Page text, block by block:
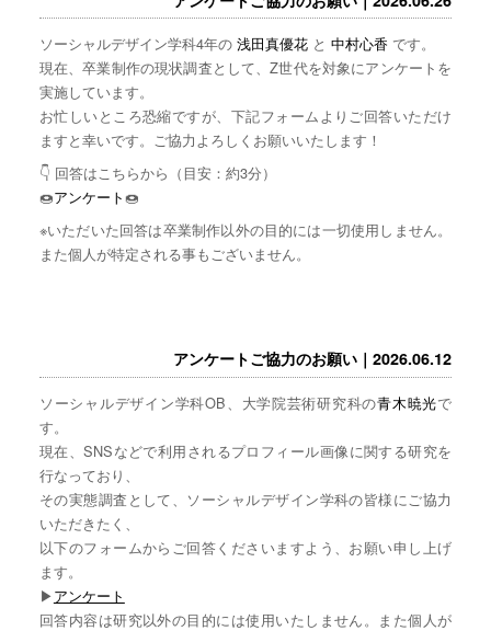
ソーシャルデザイン学科4年の 浅田真優花と 中村心香 です。
現在、卒業制作の現状調査として、Z世代を対象にアンケートを
実施しています。
お忙しいところ恐縮ですが、下記フォームよりご回答いただけ
ますと幸いです。ご協力よろしくお願いいたします！
👇 回答はこちらから（目安：約3分）
🍩アンケート🍩
※いただいた回答は卒業制作以外の目的には一切使用しません。
また個人が特定される事もございません。
アンケートご協力のお願い｜2026.06.12
ソーシャルデザイン学科OB、大学院芸術研究科の青木暁光で
す。
現在、SNSなどで利用されるプロフィール画像に関する研究を
行なっており、
その実態調査として、ソーシャルデザイン学科の皆様にご協力
いただきたく、
以下のフォームからご回答くださいますよう、お願い申し上げ
ます。
▶︎アンケート
回答内容は研究以外の目的には使用いたしません。また個人が